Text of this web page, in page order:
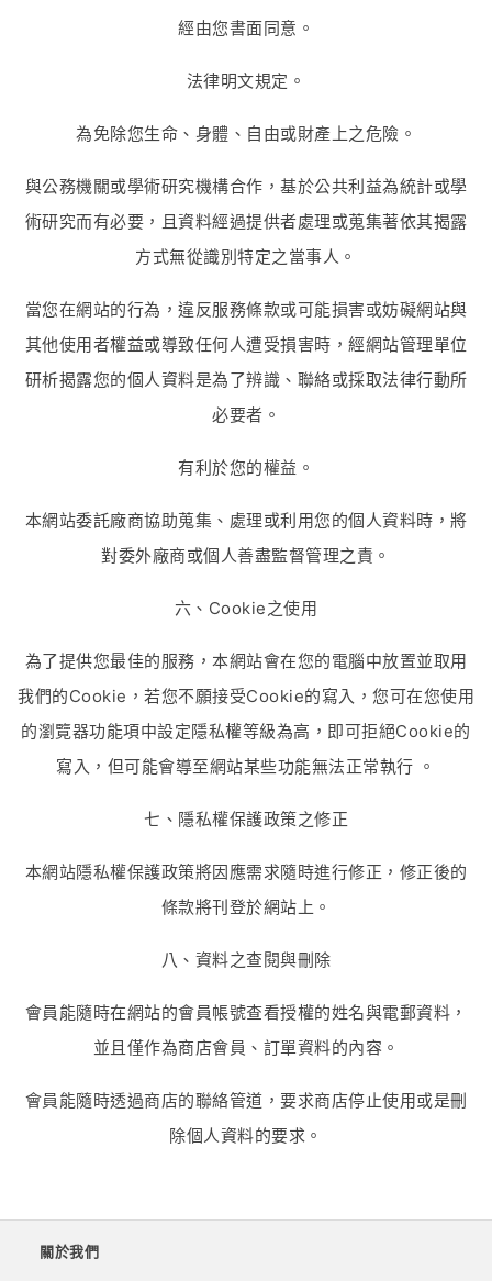
經由您書面同意。
法律明文規定。
為免除您生命、身體、自由或財產上之危險。
與公務機關或學術研究機構合作，基於公共利益為統計或學
術研究而有必要，且資料經過提供者處理或蒐集著依其揭露
方式無從識別特定之當事人。
當您在網站的行為，違反服務條款或可能損害或妨礙網站與
其他使用者權益或導致任何人遭受損害時，經網站管理單位
研析揭露您的個人資料是為了辨識、聯絡或採取法律行動所
必要者。
有利於您的權益。
本網站委託廠商協助蒐集、處理或利用您的個人資料時，將
對委外廠商或個人善盡監督管理之責。
六、Cookie之使用
為了提供您最佳的服務，本網站會在您的電腦中放置並取用
我們的Cookie，若您不願接受Cookie的寫入，您可在您使用
的瀏覽器功能項中設定隱私權等級為高，即可拒絕Cookie的
寫入，但可能會導至網站某些功能無法正常執行 。
七、隱私權保護政策之修正
本網站隱私權保護政策將因應需求隨時進行修正，修正後的
條款將刊登於網站上。
八、資料之查閱與刪除
會員能隨時在網站的會員帳號查看授權的姓名與電郵資料，
並且僅作為商店會員、訂單資料的內容。
會員能隨時透過商店的聯絡管道，要求商店停止使用或是刪
除個人資料的要求。
關於我們